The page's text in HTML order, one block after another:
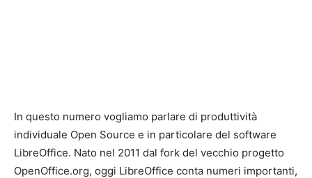
In questo numero vogliamo parlare di produttività
individuale Open Source e in particolare del software
LibreOffice. Nato nel 2011 dal fork del vecchio progetto
OpenOffice.org, oggi LibreOffice conta numeri importanti,